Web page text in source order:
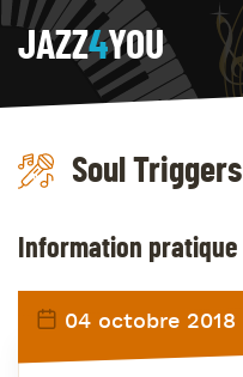
JAZZ4YOU
Soul Triggers
Information pratique
04 octobre 2018